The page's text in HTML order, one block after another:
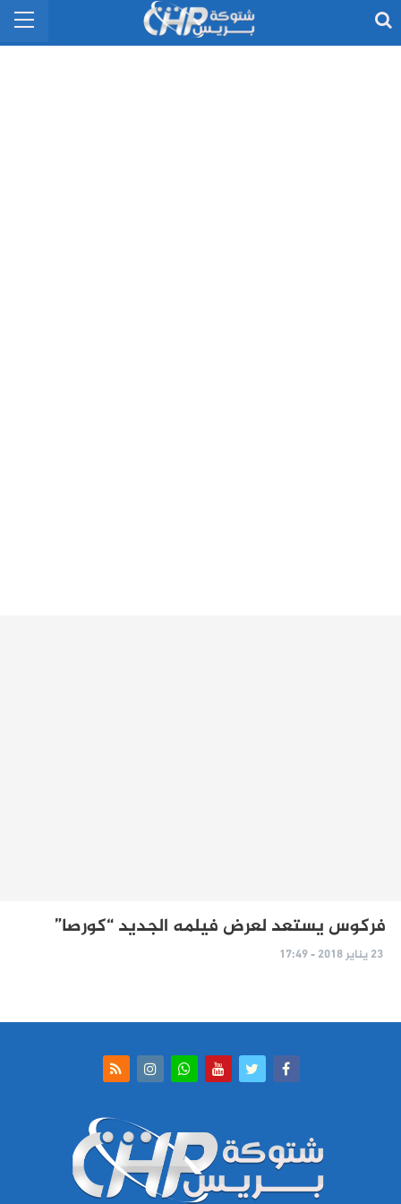
فركوس يستعد لعرض فيلمه الجديد “كورصا”
23 يناير 2018 - 17:49